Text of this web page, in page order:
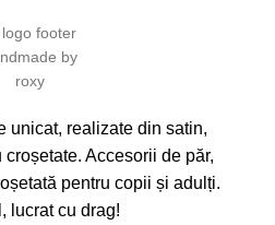
unicat, realizate din satin,
Accesorii de păr,
pentru copii și adulți.
lucrat cu drag!